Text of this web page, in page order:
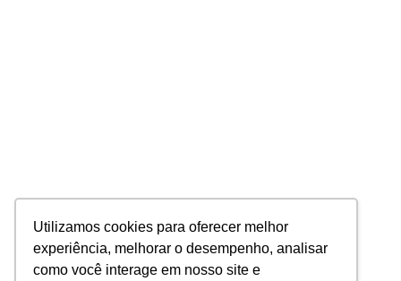
Utilizamos cookies para oferecer melhor
experiência, melhorar o desempenho, analisar
como você interage em nosso site e